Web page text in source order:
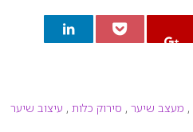
, מעצב שיער , סירוק כלות , עיצוב שיער